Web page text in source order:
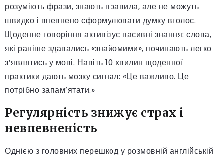
розуміють фрази, знають правила, але не можуть
швидко і впевнено сформулювати думку вголос.
Щоденне говоріння активізує пасивні знання: слова,
які раніше здавались «знайомими», починають легко
з’являтись у мові. Навіть 10 хвилин щоденної
практики дають мозку сигнал: «Це важливо. Це
потрібно запам’ятати.»
Регулярність знижує страх і
невпевненість
Однією з головних перешкод у розмовній англійській